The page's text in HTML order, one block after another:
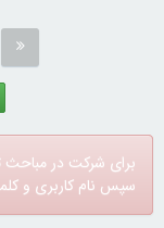
برای شرکت در مباحث
سپس نام کاربری و